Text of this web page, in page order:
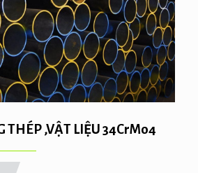
THÉP ,VẬT LIỆU 34CrMo4